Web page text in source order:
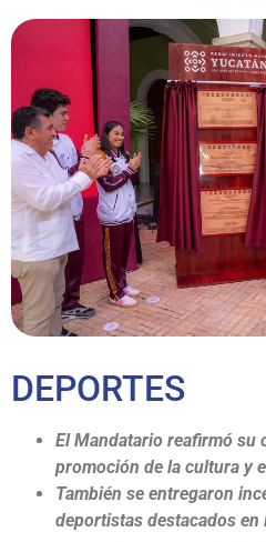
DEPORTES
El Mandatario reafirmó su
promoción de la cultura y
También se entregaron
deportistas destacados en